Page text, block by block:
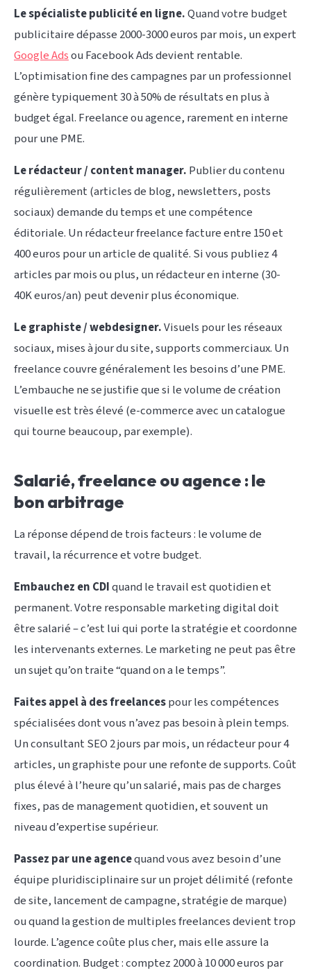
Le spécialiste publicité en ligne.Quand votre budget
publicitaire dépasse 2000-3000 euros par mois, un expert
Google Adsou Facebook Ads devient rentable.
L’optimisation fine des campagnes par un professionnel
génère typiquement 30 à 50% de résultats en plus à
budget égal. Freelance ou agence, rarement en interne
pour une PME.
Le rédacteur / content manager. Publier du contenu
régulièrement (articles de blog, newsletters, posts
sociaux) demande du temps et une compétence
éditoriale. Un rédacteur freelance facture entre 150 et
400 euros pour un article de qualité. Si vous publiez 4
articles par mois ou plus, un rédacteur en interne (30-
40K euros/an) peut devenir plus économique.
Le graphiste / webdesigner.Visuels pour les réseaux
sociaux, mises à jour du site, supports commerciaux. Un
freelance couvre généralement les besoins d’une PME.
L’embauche ne se justifie que si le volume de création
visuelle est très élevé (e-commerce avec un catalogue
qui tourne beaucoup, par exemple).
Salarié, freelance ou agence : le
bon arbitrage
La réponse dépend de trois facteurs : le volume de
travail, la récurrence et votre budget.
Embauchez en CDIquand le travail est quotidien et
permanent. Votre responsable marketing digital doit
être salarié – c’est lui qui porte la stratégie et coordonne
les intervenants externes. Le marketing ne peut pas être
un sujet qu’on traite “quand on a le temps”.
Faites appel à des freelancespour les compétences
spécialisées dont vous n’avez pas besoin à plein temps.
Un consultant SEO 2 jours par mois, un rédacteur pour 4
articles, un graphiste pour une refonte de supports. Coût
plus élevé à l’heure qu’un salarié, mais pas de charges
fixes, pas de management quotidien, et souvent un
niveau d’expertise supérieur.
Passez par une agencequand vous avez besoin d’une
équipe pluridisciplinaire sur un projet délimité (refonte
de site, lancement de campagne, stratégie de marque)
ou quand la gestion de multiples freelances devient trop
lourde. L’agence coûte plus cher, mais elle assure la
coordination. Budget : comptez 2000 à 10 000 euros par